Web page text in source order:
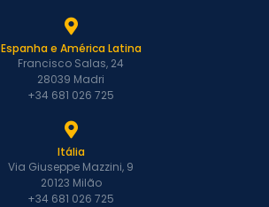
Espanha e América Latina
Francisco Salas, 24
28039 Madri
+34 681 026 725
Itália
Via Giuseppe Mazzini, 9
20123 Milão
+34 681 026 725